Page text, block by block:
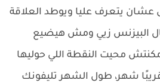
عشان يتعرف عليا ويوطد العلاقة
البيزنس زيي ومش هيضيع
محيت النقطة اللي حوليها
شهر، طول الشهر تليفونك